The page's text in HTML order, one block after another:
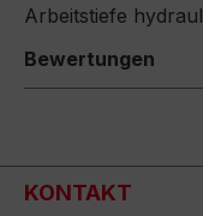
Arbeitstiefe
Bewertungen
KONTAKT